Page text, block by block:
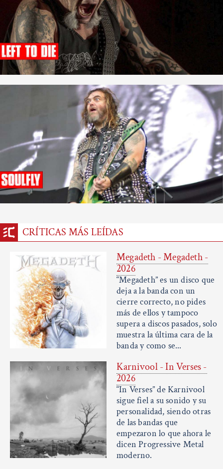
CRÍTICAS MÁS LEÍDAS
Megadeth - Megadeth -
2026
“Megadeth” es un disco que
deja a la banda con un
cierre correcto, no pides
más de ellos y tampoco
supera a discos pasados, solo
muestra la última cara de la
banda y como se...
Karnivool - In Verses -
2026
“In Verses” de Karnivool
sigue fiel a su sonido y su
personalidad, siendo otras
de las bandas que
empezaron lo que ahora le
dicen Progressive Metal
moderno.